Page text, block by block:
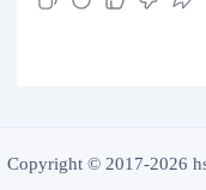
Copyright © 2017-2026